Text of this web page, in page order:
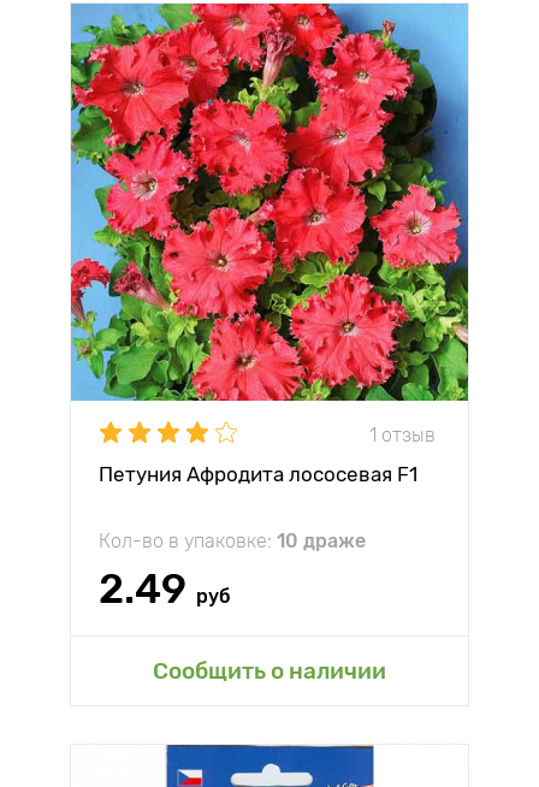
1 отзыв
Петуния Афродита лососевая F1
Кол-во в упаковке: 10 драже
2.49 руб
Сообщить о наличии